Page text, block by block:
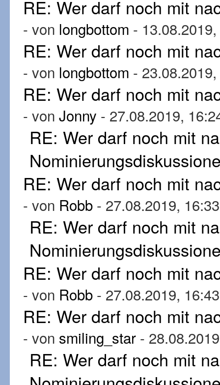
RE: Wer darf noch mit
- von longbottom -
RE: Wer darf noch mit
- von longbottom -
RE: Wer darf noch mit
- von Jonny - 27.08.2019,
RE: Wer darf noch mit
RE: Wer darf noch mit
- von Robb - 27.08.2019, 16:33
RE: Wer darf noch mit
RE: Wer darf noch mit
- von Robb - 27.08.2019, 16:43
RE: Wer darf noch mit
- von smiling_star -
RE: Wer darf noch mit